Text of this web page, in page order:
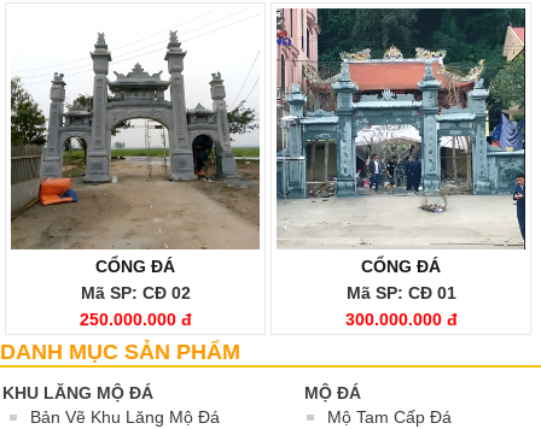
CỔNG ĐÁ
Mã SP: CĐ 02
250.000.000 đ
CỔNG ĐÁ
Mã SP: CĐ 01
300.000.000 đ
DANH MỤC SẢN PHẨM
KHU LĂNG MỘ ĐÁ
Bản Vẽ Khu Lăng Mộ Đá
MỘ ĐÁ
Mộ Tam Cấp Đá